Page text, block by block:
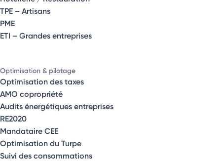
TPE – Artisans
PME
ETI – Grandes entreprises
Optimisation & pilotage
Optimisation des taxes
AMO copropriété
Audits énergétiques entreprises
RE2020
Mandataire CEE
Optimisation du Turpe
Suivi des consommations